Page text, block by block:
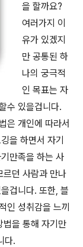
을 할까요?
여러가지 이
유가 있겠지
만 공통된 하
나의 궁극적
인 목표는 자
수 있을겁니다.
은 개인에 따라서
을 하면서 자기
만족을 하는 사
르던 사람과 만나
겁니다. 또한, 블
인 성취감을 느끼
법을 통해 자기만
다.